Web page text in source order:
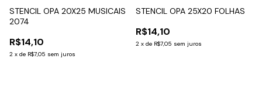
STENCIL OPA 20X25 MUSICAIS
2074
R$14,10
2 x de R$7,05 sem juros
STENCIL OPA 25X20 FOLHAS
R$14,10
2 x de R$7,05 sem juros